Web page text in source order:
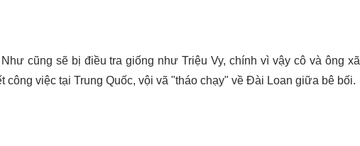
cũng sẽ bị điều tra giống như Triệu Vy, chính vì vậy cô và ông xã
công việc tại Trung Quốc, vội vã "tháo chạy" về Đài Loan giữa bê bối.